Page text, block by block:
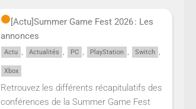
[Actu]Summer Game Fest 2026 : Les
annonces
Actu , Actualités , PC , PlayStation , Switch ,
Xbox
Retrouvez les différents récapitulatifs des
conférences de la Summer Game Fest